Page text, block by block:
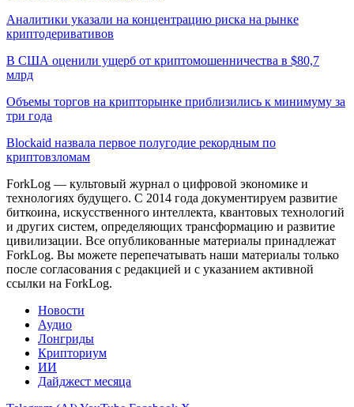
Аналитики указали на концентрацию риска на рынке
криптодеривативов
В США оценили ущерб от криптомошенничества в $80,7
млрд
Объемы торгов на крипторынке приблизились к минимуму за
три года
Blockaid назвала первое полугодие рекордным по
криптовзломам
ForkLog — культовый журнал о цифровой экономике и
технологиях будущего. С 2014 года документируем развитие
биткоина, искусственного интеллекта, квантовых технологий
и других систем, определяющих трансформацию и развитие
цивилизации. Все опубликованные материалы принадлежат
ForkLog. Вы можете перепечатывать наши материалы только
после согласования с редакцией и с указанием активной
ссылки на ForkLog.
Новости
Аудио
Лонгриды
Крипториум
ИИ
Дайджест месяца